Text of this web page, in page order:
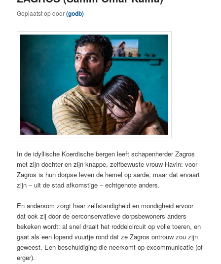
Geplaatst opdoor(godb)
In de idyllische Koerdische bergen leeft schapenherder Zagros
met zijn dochter en zijn knappe, zelfbewuste vrouw Havin: voor
Zagros is hun dorpse leven de hemel op aarde, maar dat ervaart
zijn – uit de stad afkomstige – echtgenote anders.
En andersom zorgt haar zelfstandigheid en mondigheid ervoor
dat ook zij door de oerconservatieve dorpsbewoners anders
bekeken wordt: al snel draait het roddelcircuit op volle toeren, en
gaat als een lopend vuurtje rond dat ze Zagros ontrouw zou zijn
geweest. Een beschuldiging die neerkomt op excommunicatie (of
erger).